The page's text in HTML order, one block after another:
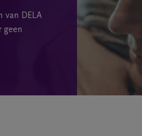
van DELA
geen